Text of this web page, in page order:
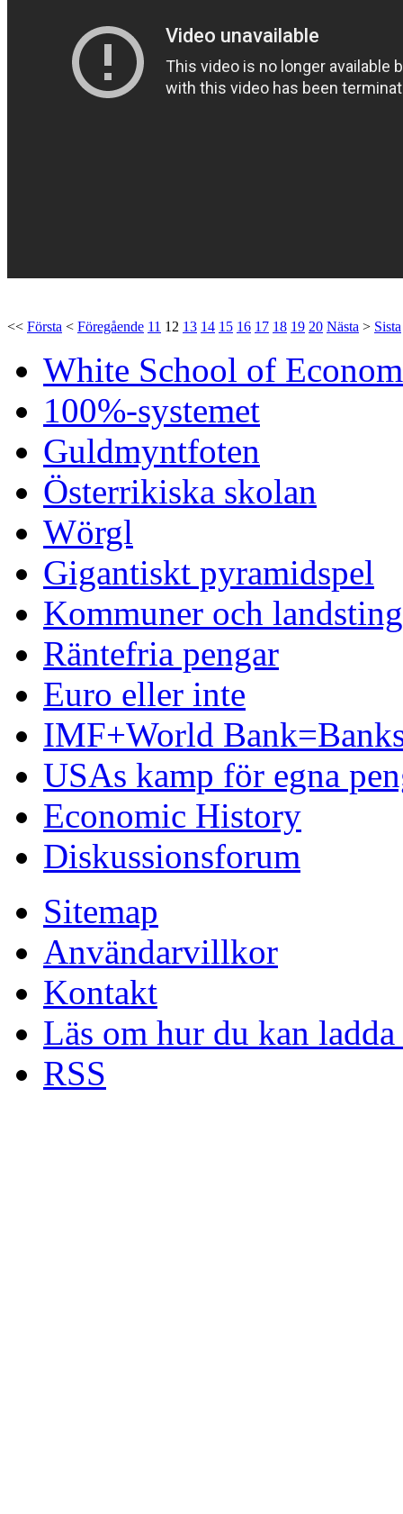
<< Första < Föregående 11 12 13 14 15 16 17 18 19 20 Nästa > Sista
White School of
100%-systemet
Guldmyntfoten
Österrikiska skolan
Wörgl
Gigantiskt pyramidspel
Kommuner och
Räntefria pengar
Euro eller inte
IMF+World
USAs kamp för egna
Economic History
Diskussionsforum
Sitemap
Användarvillkor
Kontakt
Läs om hur du kan
RSS